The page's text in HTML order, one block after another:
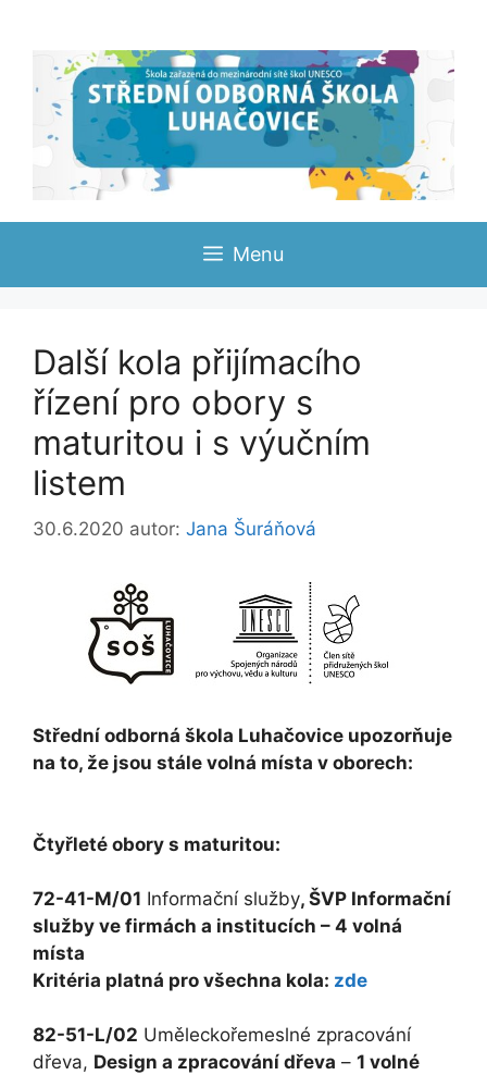
Menu
Další kola přijímacího
řízení pro obory s
maturitou i s výučním
listem
30.6.2020 autor: Jana Šuráňová
Střední odborná škola Luhačovice upozorňuje
na to, že jsou stále volná místa v oborech:
Čtyřleté obory s maturitou:
72-41-M/01 Informační služby, ŠVP Informační
služby ve firmách a institucích – 4 volná
místa
Kritéria platná pro všechna kola: zde
82-51-L/02 Uměleckořemeslné zpracování
dřeva, Design a zpracování dřeva – 1 volné